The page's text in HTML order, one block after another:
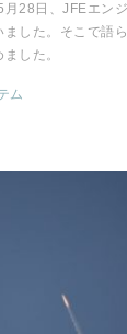
28日、JFEエン
した。そこで語
した。
ム